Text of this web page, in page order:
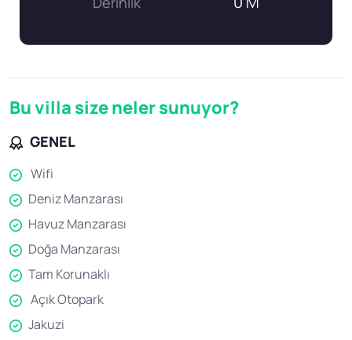
Bu villa size neler sunuyor?
GENEL
Wifi
Deniz Manzarası
Havuz Manzarası
Doğa Manzarası
Tam Korunaklı
Açık Otopark
Jakuzi